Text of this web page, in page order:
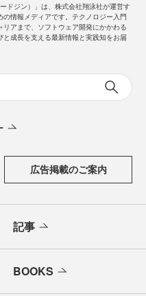
ドジン）」は、株式会社翔泳社が運営す
の情報メディアです。テクノロジー入門
リアまで、ソフトウェア開発にかかわる
と成長を支える最新情報と実践知をお届
広告掲載のご案内
記事
BOOKS